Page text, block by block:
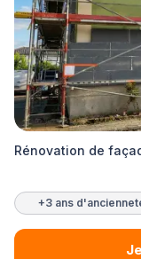
Rénovation de
+3 ans